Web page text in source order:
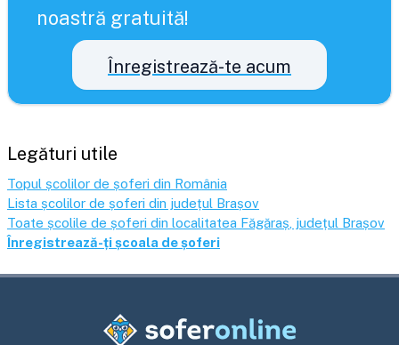
noastră gratuită!
Înregistrează-te acum
Legături utile
Topul școlilor de șoferi din România
Lista școlilor de șoferi din județul Brașov
Toate școlile de șoferi din localitatea Făgăraș , județul Brașov
Înregistrează-ți școala de șoferi